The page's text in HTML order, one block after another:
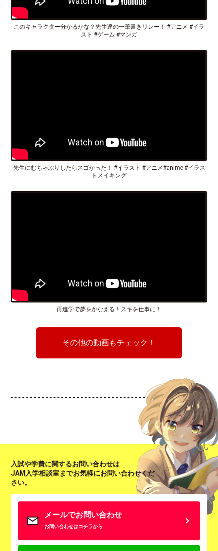
このキャラクター分かるかな？先生達の一筆書きリレー！ #アニメ #イラ
スト #ゲーム #マンガ
先生にむちゃぶりしたらスゴかった！ #イラスト #アニメ#anime #イラス
トメイキング
再進学で夢をかなえる！スキを仕事に！
その他の動画もチェック！
入試や学費に関するお問い合わせは
JAM入学相談室までお気軽にお問い合わせくだ
さい。
メールでお問い合わせ
お問い合わせはコチラから